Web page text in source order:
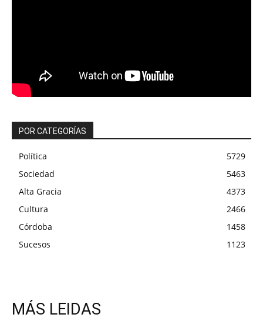
POR CATEGORÍAS
Política
5729
Sociedad
5463
Alta Gracia
4373
Cultura
2466
Córdoba
1458
Sucesos
1123
MÁS LEIDAS